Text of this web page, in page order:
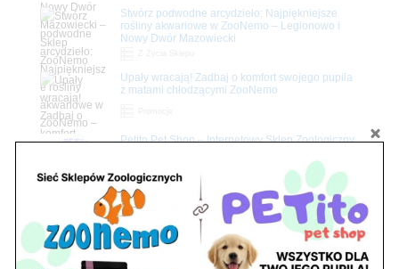
Stwórz podwodne arcydzieło: Najpiękniejsze
rośliny akwariowe w ZooNemo – Legionowo i
Nowy Dwór Mazowiecki
Upały wracają! Zadbaj o komfort swojego pupila
z matami chłodzącymi ZooNemo
Z Życia Sklepu
Petito Pet Shop – Internetowy Sklep Zoologiczny
Znajdź nas
Adres